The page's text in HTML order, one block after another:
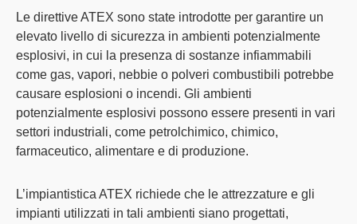
Le direttive ATEX sono state introdotte per garantire un
elevato livello di sicurezza in ambienti potenzialmente
esplosivi, in cui la presenza di sostanze infiammabili
come gas, vapori, nebbie o polveri combustibili potrebbe
causare esplosioni o incendi. Gli ambienti
potenzialmente esplosivi possono essere presenti in vari
settori industriali, come petrolchimico, chimico,
farmaceutico, alimentare e di produzione.
L’impiantistica ATEX richiede che le attrezzature e gli
impianti utilizzati in tali ambienti siano progettati,